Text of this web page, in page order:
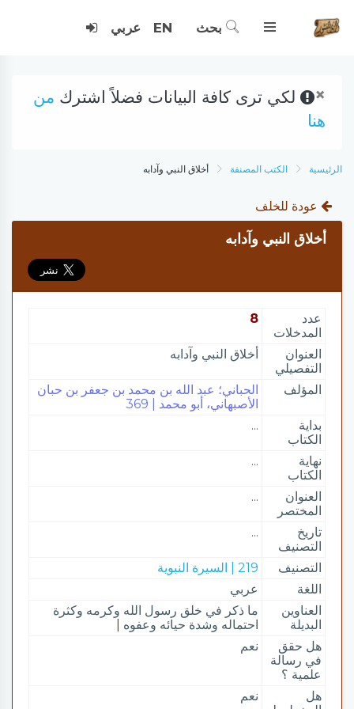
بحث EN عربي
× لكي ترى كافة البيانات فضلاً اشترك من
هنا
الرئيسية الكتب المصنفة أخلاق النبي وآدابه
عودة للخلف
أخلاق النبي وآدابه
عدد
المدخلات
8
العنوان
التفصيلي
أخلاق النبي وآدابه
المؤلف
الحباني؛ عبد الله بن محمد بن جعفر بن حبان
الأصبهاني، أبو محمد | 369
بداية
الكتاب
...
نهاية
الكتاب
...
العنوان
المختصر
...
تاريخ
التصنيف
...
التصنيف
219 | السيرة النبوية
اللغة
عربي
العناوين
البديلة
ما ذكر في خلق رسول الله وكرمه وكثرة
احتماله وشدة حيائه وعفوه
هل حقق
في رسالة
علمية ؟
نعم
هل
نعم